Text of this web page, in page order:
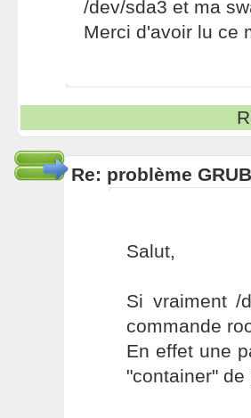
/dev/sda3 et ma
Merci d'avoir lu ce
Re: problème
Salut,
Si vraiment /
commande
En effet une
"container"